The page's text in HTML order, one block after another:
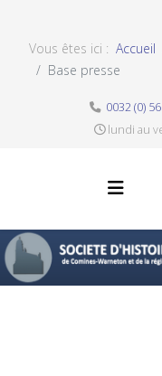
Vous êtes ici : Accueil
Base presse
0032 (0)
lundi au